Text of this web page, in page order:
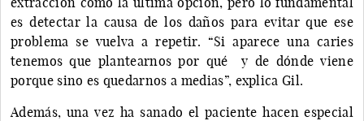
es detectar la causa de los daños para evitar que ese
problema se vuelva a repetir. “Si aparece una caries
tenemos que plantearnos por qué y de dónde viene
porque sino es quedarnos a medias”, explica Gil.
Además, una vez ha sanado el paciente hacen especial